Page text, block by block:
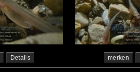
Details merken